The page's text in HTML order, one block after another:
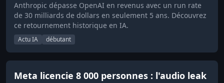
Anthropic dépasse OpenAI en revenus avec un run rate
de 30 milliards de dollars en seulement 5 ans. Découvrez
ce retournement historique en IA.
Actu IA débutant
Meta licencie 8 000 personnes : l'audio leak